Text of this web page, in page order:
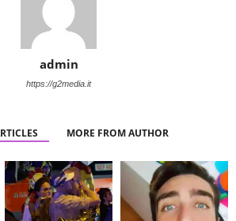
admin
https://g2media.it
MORE FROM AUTHOR